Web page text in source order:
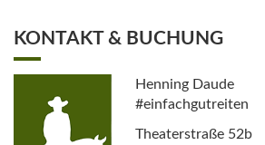
KONTAKT & BUCHUNG
Henning Daude
#einfachgutreiten
Theaterstraße 52b